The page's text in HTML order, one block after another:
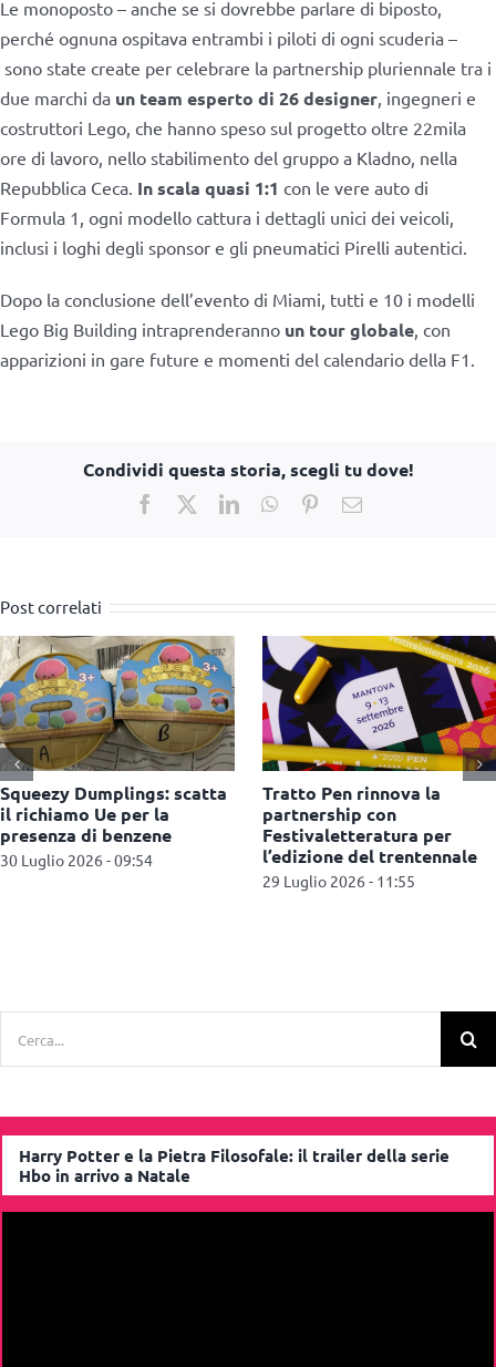
Le monoposto – anche se si dovrebbe parlare di biposto,
perché ognuna ospitava entrambi i piloti di ogni scuderia –
sono state create per celebrare la partnership pluriennale tra i
due marchi da un team esperto di 26 designer, ingegneri e
costruttori Lego, che hanno speso sul progetto oltre 22mila
ore di lavoro, nello stabilimento del gruppo a Kladno, nella
Repubblica Ceca. In scala quasi 1:1 con le vere auto di
Formula 1, ogni modello cattura i dettagli unici dei veicoli,
inclusi i loghi degli sponsor e gli pneumatici Pirelli autentici.
Dopo la conclusione dell’evento di Miami, tutti e 10 i modelli
Lego Big Building intraprenderanno un tour globale, con
apparizioni in gare future e momenti del calendario della F1.
Condividi questa storia, scegli tu dove!
Facebook
X LinkedInWhatsApp
PinterestEmail
Post correlati
Leolandia spegne 55
candeline
29 Luglio 2026 - 10:41
Giochi Uniti porta i giochi
da tavolo sotto gli
ombrelloni del Nabilah
Beach Club di Bacoli (NA)
28 Luglio 2026 - 12:56
Harry Potter e la Pietra Filosofale: il trailer della serie
Hbo in arrivo a Natale